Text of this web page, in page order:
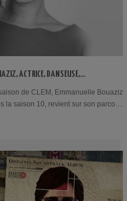
ACTRICE, DANSEUSE,
de CLEM, Emmanuelle Bouaziz
saison 10, revient sur son parcours